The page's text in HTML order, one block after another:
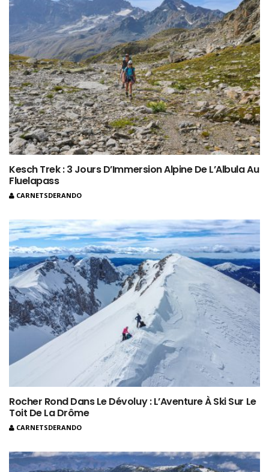
Kesch Trek : 3 Jours D’Immersion Alpine De L’Albula Au
Fluelapass
CARNETSDERANDO
Rocher Rond Dans Le Dévoluy : L’Aventure À Ski Sur Le
Toit De La Drôme
CARNETSDERANDO